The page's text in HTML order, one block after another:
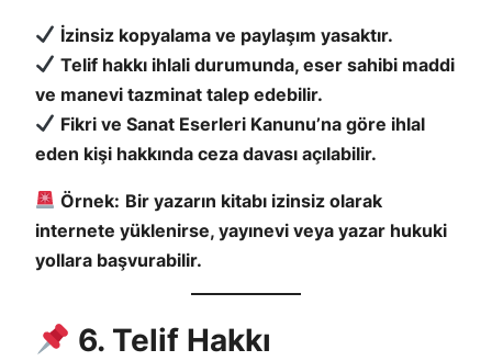
İzinsiz kopyalama ve paylaşım yasaktır.
Telif hakkı ihlali durumunda, eser sahibi maddi
ve manevi tazminat talep edebilir.
Fikri ve Sanat Eserleri Kanunu’na göre ihlal
eden kişi hakkında ceza davası açılabilir.
Örnek: Bir yazarın kitabı izinsiz olarak
internete yüklenirse, yayınevi veya yazar hukuki
yollara başvurabilir.
6. Telif Hakkı